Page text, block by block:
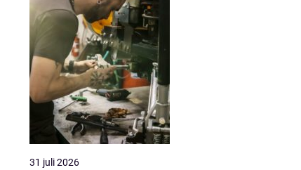
31 juli 2026